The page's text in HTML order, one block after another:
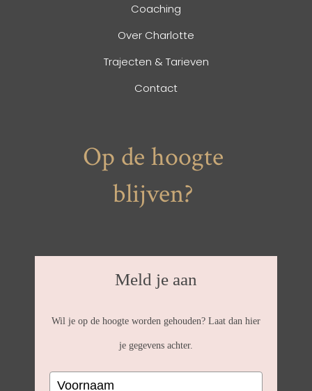
Coaching
Over Charlotte
Trajecten & Tarieven
Contact
Op de hoogte
blijven?
Meld je aan
Wil je op de hoogte worden gehouden? Laat dan hier
je gegevens achter.